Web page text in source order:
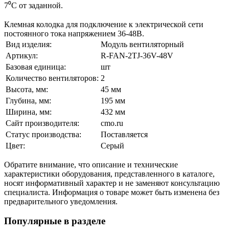
7⁰С от заданной.
Клемная колодка для подключение к электрической сети
постоянного тока напряжением 36-48В.
Вид изделия:
Модуль вентиляторный
Артикул:
R-FAN-2TJ-36V-48V
Базовая единица:
шт
Количество вентиляторов: 2
Высота, мм:
45 мм
Глубина, мм:
195 мм
Ширина, мм:
432 мм
Сайт производителя:
cmo.ru
Статус производства:
Поставляется
Цвет:
Серый
Обратите внимание, что описание и технические
характеристики оборудования, представленного в каталоге,
носят информативный характер и не заменяют консультацию
специалиста. Информация о товаре может быть изменена без
предварительного уведомления.
Популярные в разделе